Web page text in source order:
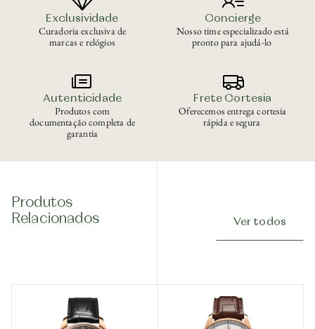
Exclusividade
Curadoria exclusiva de
marcas e relógios
Concierge
Nosso time especializado está
pronto para ajudá-lo
Autenticidade
Produtos com
documentação completa de
garantia
Frete Cortesia
Oferecemos entrega cortesia
rápida e segura
Produtos
Relacionados
Ver todos